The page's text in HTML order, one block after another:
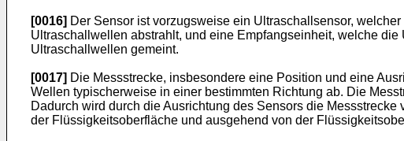
[0016] Der Sensor ist vorzugsweise ein Ultraschallsensor,
Ultraschallwellen abstrahlt, und eine Empfangseinheit, welche
Ultraschallwellen gemeint.
[0017] Die Messstrecke, insbesondere eine Position und eine
Wellen typischerweise in einer bestimmten Richtung ab. Die
Dadurch wird durch die Ausrichtung des Sensors die
der Flüssigkeitsoberfläche und ausgehend von der